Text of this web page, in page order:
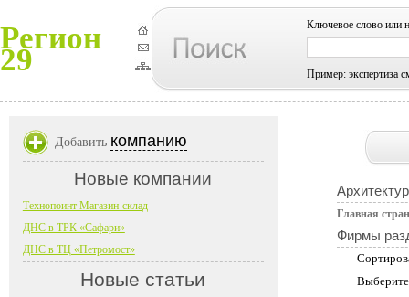
Регион
29
Ключевое слово или
Пример: экспертиза
Главная
Фирмы
Добавить компанию
Новые компании
Технопоинт Магазин-склад
ДНС в ТРК «Сафари»
ДНС в ТЦ «Петромост»
Новые статьи